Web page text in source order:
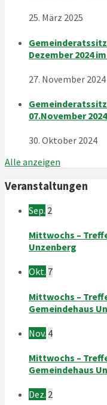
25. März 2025
Dezember 2024
27. November 2024
07.November
30. Oktober 2024
Alle anzeigen
Veranstaltungen
Sep. 2
Mittwochs –
Unzenberg
Okt. 7
Mittwochs –
Gemeindehaus
Nov. 4
Mittwochs –
Gemeindehaus
Dez. 2